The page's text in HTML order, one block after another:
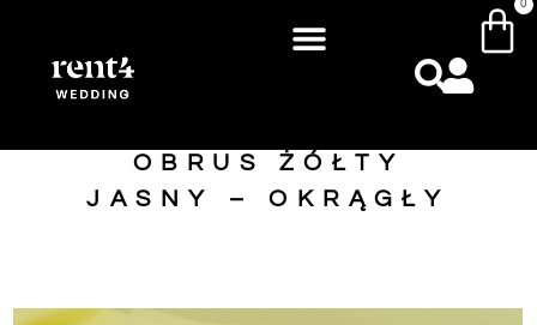
0
OBRUS ŻÓŁTY
JASNY – OKRĄGŁY